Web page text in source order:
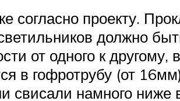
проекту.
должно
от одного к другому,
в гофротрубу (от
намного ниже